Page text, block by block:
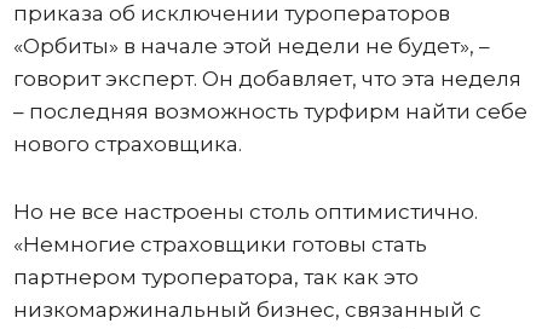
приказа об исключении туроператоров
«Орбиты» в начале этой недели не будет», –
говорит эксперт. Он добавляет, что эта неделя
– последняя возможность турфирм найти себе
нового страховщика.
Но не все настроены столь оптимистично.
«Немногие страховщики готовы стать
партнером туроператора, так как это
низкомаржинальный бизнес, связанный с